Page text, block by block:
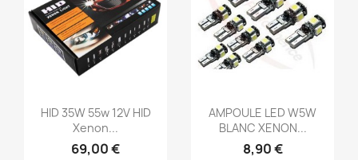
 Aperçu rapide
HID 35W 55w 12V HID
Xenon...
69,00 €
Aperçu rapide
AMPOULE LED W5W
BLANC XENON...
8,90 €